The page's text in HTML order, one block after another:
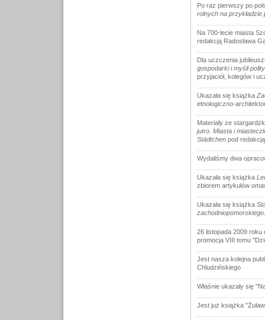
Po raz pierwszy po
rolnych na przykładzie
Na 700-lecie miasta
redakcją Radosława
Dla uczczenia
gospodarki i myśli
przyjaciół, kolegów i
Ukazała się książka
etnologiczno-
Materiały ze
jutro. Miasta i
Städtchenpod redakcją
Wydaliśmy dwa
Ukazała się książka
zbiorem artykułów
Ukazała się książka
zachodniopomorskiego
26 listopada 2009 roku
promocja VIII tomu
Jest nasza kolejna
Chludzińskiego
Właśnie ukazały się
Jest już książka